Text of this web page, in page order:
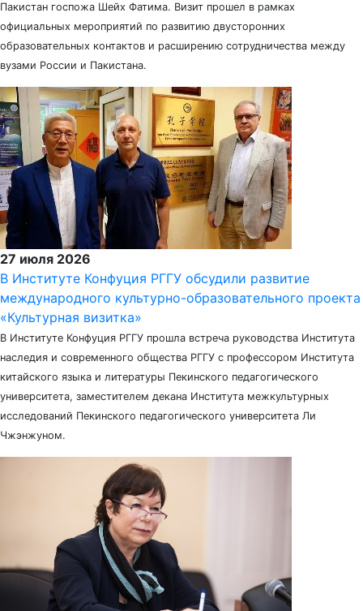
Пакистан госпожа Шейх Фатима. Визит прошел в рамках
официальных мероприятий по развитию двусторонних
образовательных контактов и расширению сотрудничества между
вузами России и Пакистана.
27 июля 2026
В Институте Конфуция РГГУ обсудили развитие
международного культурно-образовательного проекта
«Культурная визитка»
В Институте Конфуция РГГУ прошла встреча руководства Института
наследия и современного общества РГГУ с профессором Института
китайского языка и литературы Пекинского педагогического
университета, заместителем декана Института межкультурных
исследований Пекинского педагогического университета Ли
Чжэнжуном.